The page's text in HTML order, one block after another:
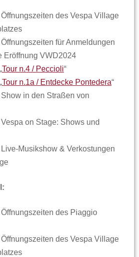
des Vespa Village
für Anmeldungen
Eröffnung VWD2024
Tour n.4 / Peccioli“
Tour n.1a / Entdecke Pontedera“
in den Straßen von
on Stage: Shows und
Musikshow & Verkostungen
des Piaggio
des Vespa Village